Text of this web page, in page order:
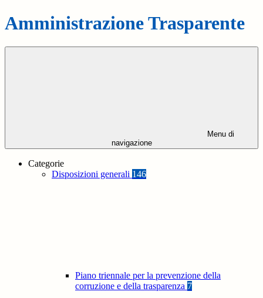
Amministrazione Trasparente
Menu di
navigazione
Categorie
Disposizioni generali 146
Piano triennale per la prevenzione della
corruzione e della trasparenza 7